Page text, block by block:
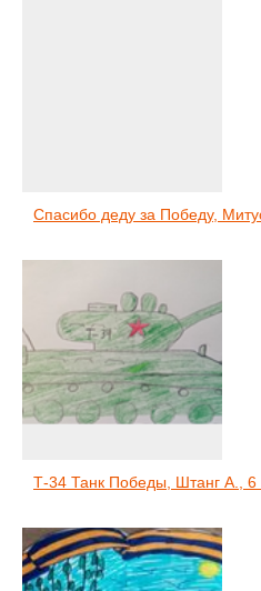
Спасибо деду за Победу,
Т-34 Танк Победы, Штанг А., 6